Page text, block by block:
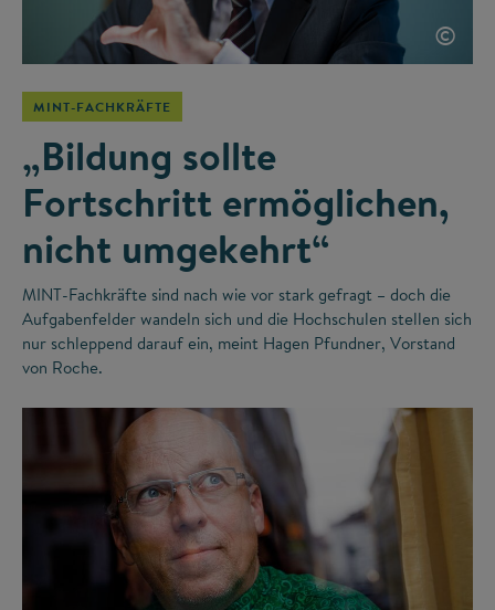
©
MINT-FACHKRÄFTE
„Bildung sollte
Fortschritt ermöglichen,
nicht umgekehrt“
MINT-Fachkräfte sind nach wie vor stark gefragt – doch die
Aufgabenfelder wandeln sich und die Hochschulen stellen sich
nur schleppend darauf ein, meint Hagen Pfundner, Vorstand
von Roche.